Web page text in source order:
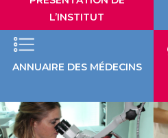
L’INSTITUT
ANNUAIRE DES MÉDECINS